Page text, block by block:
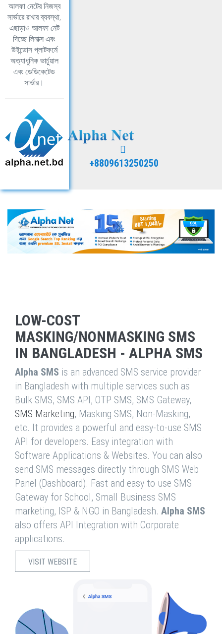
আলফা নেটের নিজস্ব
সার্ভারে রাখার ব্যবস্থা,
এছাড়াও আলফা নেট
দিচ্ছে লিনাক্স এবং
উইন্ডোস প্লাটফর্মে
অত্যাধুনিক ভার্চুয়াল
এবং ডেডিকেটেড
সার্ভার।
+8809613250250
LOW-COST
MASKING/NONMASKING SMS
IN BANGLADESH - ALPHA SMS
Alpha SMS is an advanced SMS service provider
in Bangladesh with multiple services such as
Bulk SMS, SMS API, OTP SMS, SMS Gateway,
SMS Marketing, Masking SMS, Non-Masking,
etc. It provides a powerful and easy-to-use SMS
API for developers. Easy integration with
Software Applications & Websites. You can also
send SMS messages directly through SMS Web
Panel (Dashboard). Fast and easy to use SMS
Gateway for School, Small Business SMS
marketing, ISP & NGO in Bangladesh. Alpha SMS
also offers API Integration with Corporate
applications.
VISIT WEBSITE